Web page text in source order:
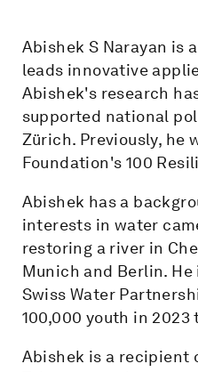
Abishek S Narayan is
leads innovative
Abishek's research
supported national
Zürich. Previously, he
Foundation's 100
Abishek has a
interests in water
restoring a river in
Munich and Berlin.
Swiss Water
100,000 youth in 2023
Abishek is a recipient